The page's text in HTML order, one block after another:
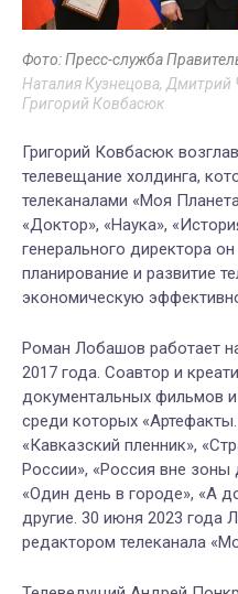
Фото: Пресс-служба
Наталия Кузнецова,
Григорий Ковбасюк
Григорий Ковбасюк
телевещание холдинга,
телеканалами «Моя
«Доктор», «Наука»,
генерального директора
планирование и развитие
экономическую
Роман Лобашов работает
2017 года. Соавтор и
документальных фильмов и
среди которых
«Кавказский пленник»,
России», «Россия вне зоны
«Один день в городе», «А
другие. 30 июня 2023 года
редактором телеканала